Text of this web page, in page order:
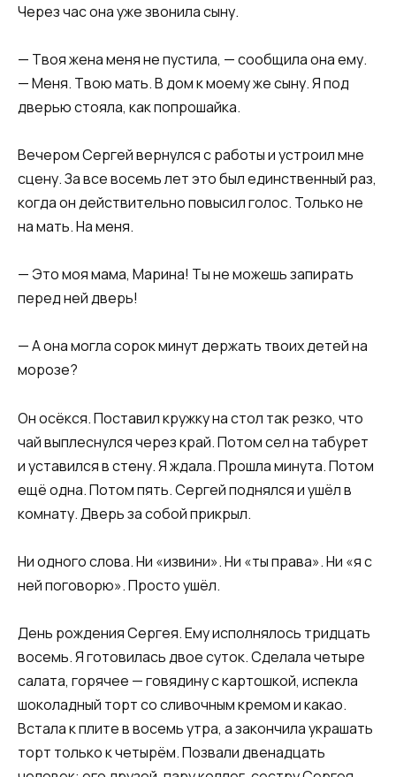
Через час она уже звонила сыну.
— Твоя жена меня не пустила, — сообщила она ему.
— Меня. Твою мать. В дом к моему же сыну. Я под
дверью стояла, как попрошайка.
Вечером Сергей вернулся с работы и устроил мне
сцену. За все восемь лет это был единственный раз,
когда он действительно повысил голос. Только не
на мать. На меня.
— Это моя мама, Марина! Ты не можешь запирать
перед ней дверь!
— А она могла сорок минут держать твоих детей на
морозе?
Он осёкся. Поставил кружку на стол так резко, что
чай выплеснулся через край. Потом сел на табурет
и уставился в стену. Я ждала. Прошла минута. Потом
ещё одна. Потом пять. Сергей поднялся и ушёл в
комнату. Дверь за собой прикрыл.
Ни одного слова. Ни «извини». Ни «ты права». Ни «я с
ней поговорю». Просто ушёл.
День рождения Сергея. Ему исполнялось тридцать
восемь. Я готовилась двое суток. Сделала четыре
салата, горячее — говядину с картошкой, испекла
шоколадный торт со сливочным кремом и какао.
Встала к плите в восемь утра, а закончила украшать
торт только к четырём. Позвали двенадцать